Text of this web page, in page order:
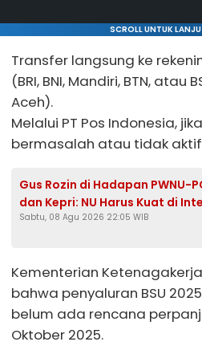
SCROLL UNTUK
Transfer langsung ke
(BRI, BNI, Mandiri, BTN, atau
Aceh).
Melalui PT Pos Indonesia,
bermasalah atau tidak
Gus Rozin di Hadapan PWNU-
dan Kepri: NU Harus Kuat di
di Pesantren, Kritis ke
Sabtu, 08 Agu 2026 22:05 WIB
Kementerian
bahwa penyaluran BSU
belum ada rencana
Oktober 2025.